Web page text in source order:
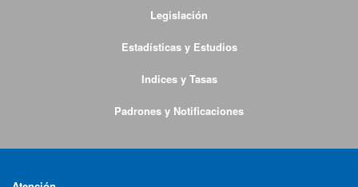
Legislación
Estadísticas y Estudios
Indices y Tasas
Padrones y Notificaciones